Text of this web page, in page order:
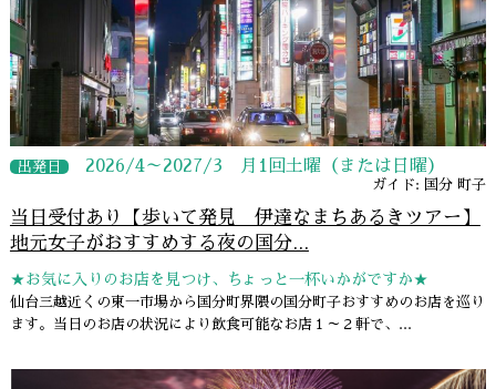
出発日 2026/4～2027/3 月1回土曜（または日曜）
ガイド: 国分 町子
当日受付あり【歩いて発見 伊達なまちあるきツアー】
地元女子がおすすめする夜の国分...
★お気に入りのお店を見つけ、ちょっと一杯いかがですか★
仙台三越近くの東一市場から国分町界隈の国分町子おすすめのお店を巡り
ます。当日のお店の状況により飲食可能なお店１～２軒で、...